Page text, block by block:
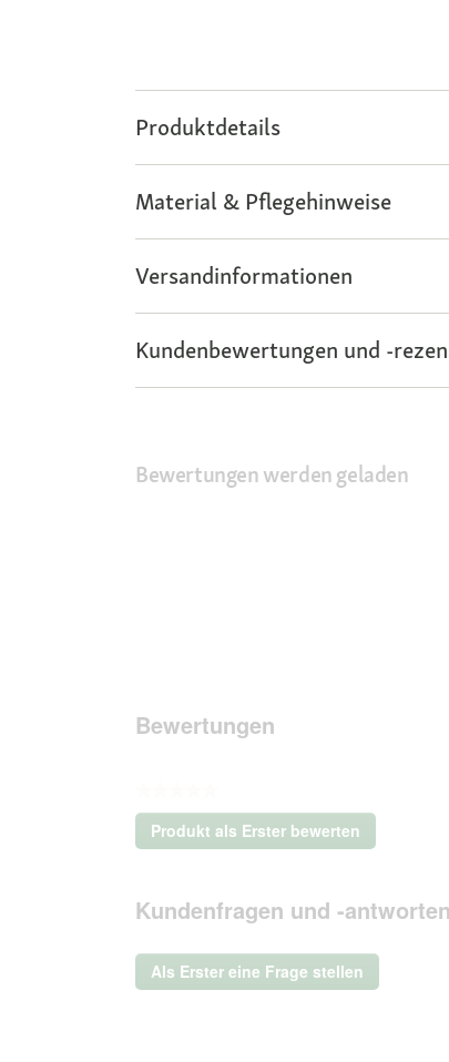
Produktdetails
Material & Pflegehinweise
Versandinformationen
Kundenbewertungen und -
Bewertungen werden geladen
Bewertungen
Kein
Beurteilungswert
Produkt als Erster bewerten
.
Aktion
ein
modales
Kundenfragen und -antworten
Als Erster eine Frage stellen